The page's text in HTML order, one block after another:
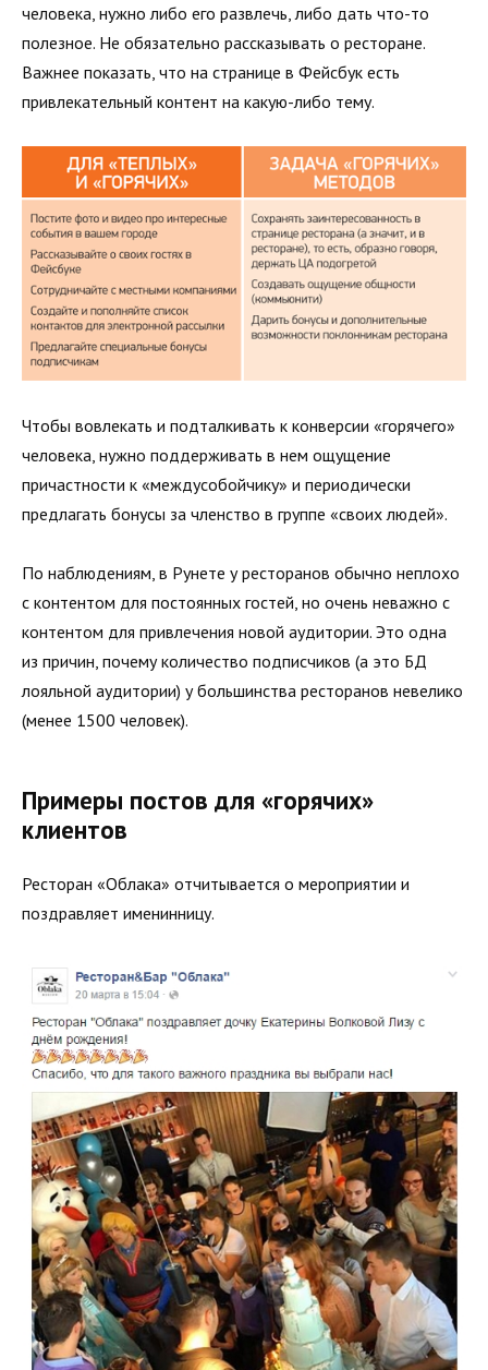
человека, нужно либо его развлечь, либо дать что-то
полезное. Не обязательно рассказывать о ресторане.
Важнее показать, что на странице в Фейсбук есть
привлекательный контент на какую-либо тему.
Чтобы вовлекать и подталкивать к конверсии «горячего»
человека, нужно поддерживать в нем ощущение
причастности к «междусобойчику» и периодически
предлагать бонусы за членство в группе «своих людей».
По наблюдениям, в Рунете у ресторанов обычно неплохо
с контентом для постоянных гостей, но очень неважно с
контентом для привлечения новой аудитории. Это одна
из причин, почему количество подписчиков (а это БД
лояльной аудитории) у большинства ресторанов невелико
(менее 1500 человек).
Примеры постов для «горячих»
клиентов
Ресторан «Облака» отчитывается о мероприятии и
поздравляет именинницу.